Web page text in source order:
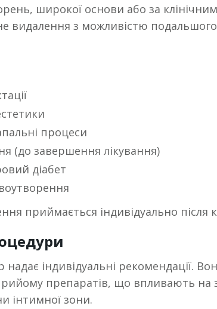
широкої основи або за
видалення з можливістю подальшого
процеси
(до завершення лікування)
діабет
приймається індивідуально після
індивідуальні рекомендації.
препаратів, що впливають на
інтимної зони.